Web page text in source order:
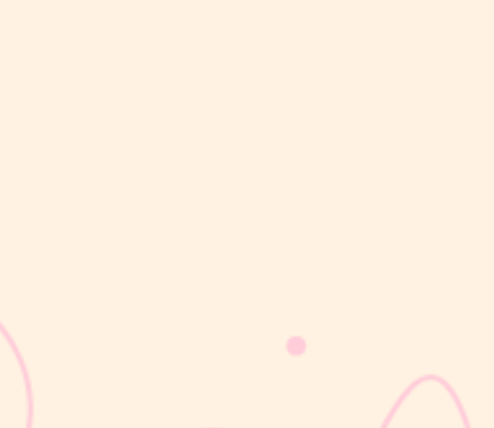
direkomendasikan dokter saat Mom & Dad melakukan medical
check-up rutin, terutama jika ada keluhan seperti mudah lelah,